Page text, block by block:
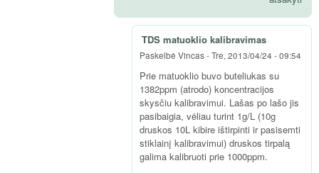
TDS matuoklio kalibravimas
Paskelbė Vincas-Tre, 2013/04/24 - 09:54
Prie matuoklio buvo buteliukas su
1382ppm (atrodo) koncentracijos
skysčiu kalibravimui. Lašas po lašo jis
pasibaigia, vėliau turint 1g/L (10g
druskos 10L kibire ištirpinti ir pasisemti
stiklainį kalibravimui) druskos tirpalą
galima kalibruoti prie 1000ppm.